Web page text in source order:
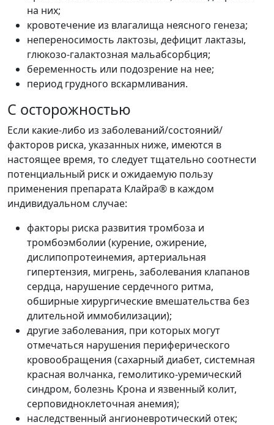
на них;
кровотечение из влагалища неясного генеза;
непереносимость лактозы, дефицит лактазы,
глюкозо-галактозная мальабсорбция;
беременность или подозрение на нее;
период грудного вскармливания.
C осторожностью
Если какие-либо из заболеваний/состояний/
факторов риска, указанных ниже, имеются в
настоящее время, то следует тщательно соотнести
потенциальный риск и ожидаемую пользу
применения препарата Клайра® в каждом
индивидуальном случае:
факторы риска развития тромбоза и
тромбоэмболии (курение, ожирение,
дислипопротеинемия, артериальная
гипертензия, мигрень, заболевания клапанов
сердца, нарушение сердечного ритма,
обширные хирургические вмешательства без
длительной иммобилизации);
другие заболевания, при которых могут
отмечаться нарушения периферического
кровообращения (сахарный диабет, системная
красная волчанка, гемолитико-уремический
синдром, болезнь Крона и язвенный колит,
серповидноклеточная анемия);
наследственный ангионевротический отек;